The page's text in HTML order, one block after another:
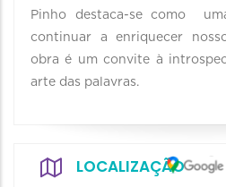
Pinho destaca-se como
continuar a enriquecer
obra é um convite à
arte das palavras.
LOCALIZAÇÃO